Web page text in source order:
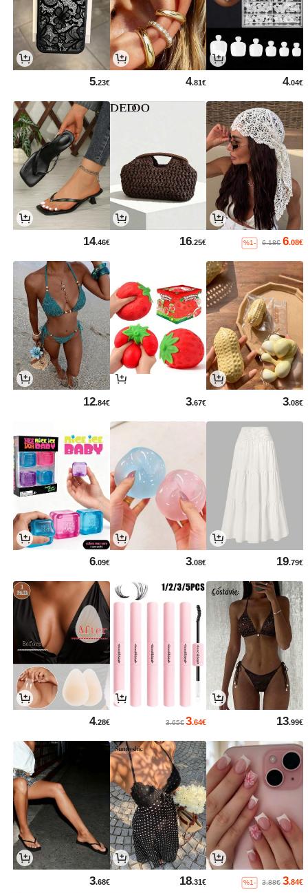
4.04€
4.81€
5.23€
6.08€
6.18€
%1-
16.25€
14.46€
3.08€
3.67€
12.84€
19.79€
3.08€
6.09€
13.99€
3.64€
3.65€
4.28€
3.84€
3.88€
%1-
18.31€
3.68€